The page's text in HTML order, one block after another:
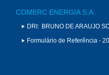
COMERC ENERGIA S.A.
DRI: BRUNO DE ARAUJO
Formulário de Referência -